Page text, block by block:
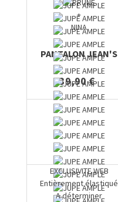
+
NINA
PANTALON JEAN'S
39,90 €
EXCLUSIVITE WEB
Entièrement élastiqué
A déterminer